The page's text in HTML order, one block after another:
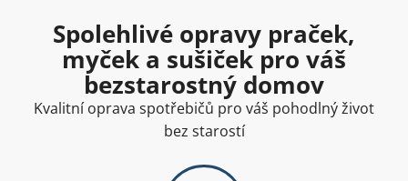
Spolehlivé opravy praček,
myček a sušiček pro váš
bezstarostný domov
Kvalitní oprava spotřebičů pro váš pohodlný život
bez starostí